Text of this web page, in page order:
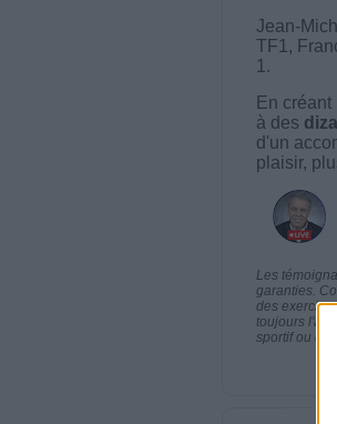
Jean-
TF1,
1.
En
à des
d'un
plaisir,
Les
garanties.
des
toujours
sportif ou de